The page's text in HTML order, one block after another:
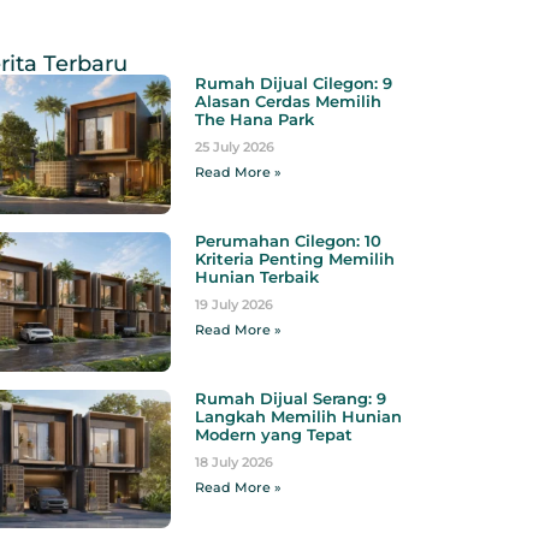
Terbaru
Rumah Dijual Cilegon: 9
Alasan Cerdas Memilih
The Hana Park
25 July 2026
Read More »
Perumahan Cilegon: 10
Kriteria Penting Memilih
Hunian Terbaik
19 July 2026
Read More »
Rumah Dijual Serang: 9
Langkah Memilih Hunian
Modern yang Tepat
18 July 2026
Read More »